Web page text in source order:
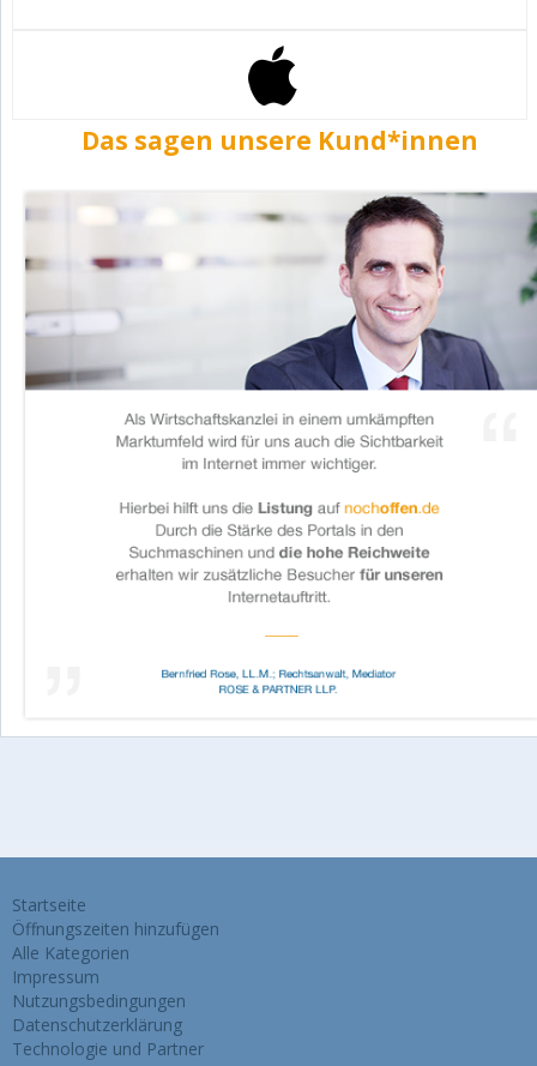
Das sagen unsere Kund*innen
Startseite
Öffnungszeiten hinzufügen
Alle Kategorien
Impressum
Nutzungsbedingungen
Datenschutzerklärung
Technologie und Partner